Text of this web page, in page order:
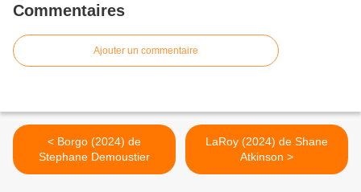
Commentaires
Ajouter un commentaire
< Borgo (2024) de
Stephane Demoustier
LaRoy (2024) de Shane
Atkinson >